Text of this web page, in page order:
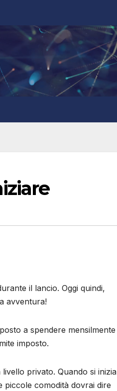
il lancio. Oggi quindi,
avventura!
a spendere mensilmente
imposto.
privato. Quando si inizia
comodità dovrai dire